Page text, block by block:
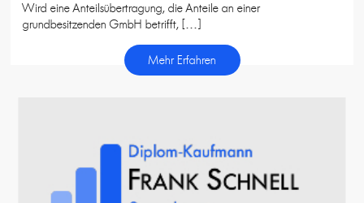
Wird eine Anteilsübertragung, die Anteile an einer
grundbesitzenden GmbH betrifft, […]
Mehr Erfahren